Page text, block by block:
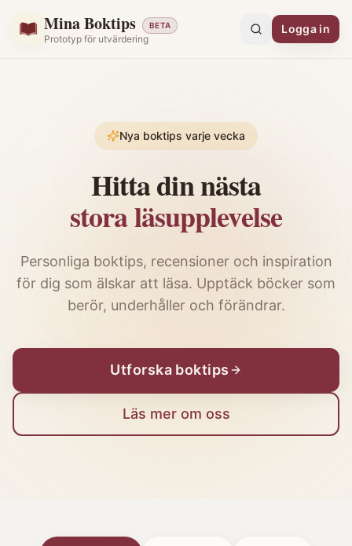
Mina Boktips BETA
Prototyp för utvärdering
Logga in
Nya boktips varje vecka
Hitta din nästa
stora läsupplevelse
Personliga boktips, recensioner och inspiration
för dig som älskar att läsa. Upptäck böcker som
berör, underhåller och förändrar.
Utforska boktips
Läs mer om oss